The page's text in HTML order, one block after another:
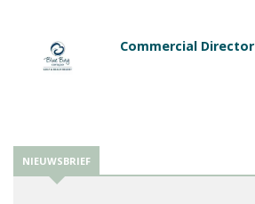
Commercial Director
NIEUWSBRIEF